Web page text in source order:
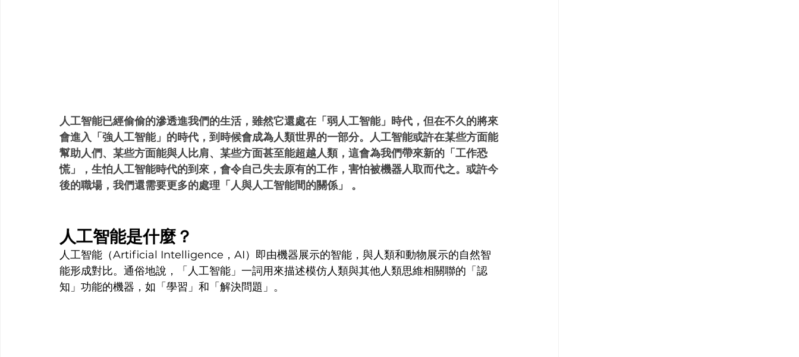
人工智能已經偷偷的滲透進我們的生活，雖然它還處在「弱人工智能」時代，但在不久的將來
會進入「強人工智能」的時代，到時候會成為人類世界的一部分。人工智能或許在某些方面能
幫助人們、某些方面能與人比肩、某些方面甚至能超越人類，這會為我們帶來新的「工作恐
慌」，生怕人工智能時代的到來，會令自己失去原有的工作，害怕被機器人取而代之。或許今
後的職場，我們還需要更多的處理「人與人工智能間的關係」 。
人工智能是什麼？
人工智能（Artificial Intelligence，AI）即由機器展示的智能，與人類和動物展示的自然智
能形成對比。通俗地說，「人工智能」一詞用來描述模仿人類與其他人類思維相關聯的「認
知」功能的機器，如「學習」和「解決問題」。